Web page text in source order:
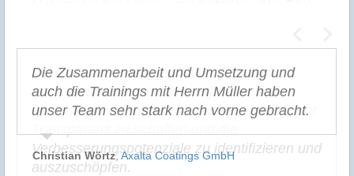
Gunther Verleger,BNI Stuttgart
Die Zusammenarbeit und Umsetzung und
auch die Trainings mit Herrn Müller haben
Mit Ihrer Unterstützung ist es gelungen,
gemeinsam mit allen Beteiligten an den